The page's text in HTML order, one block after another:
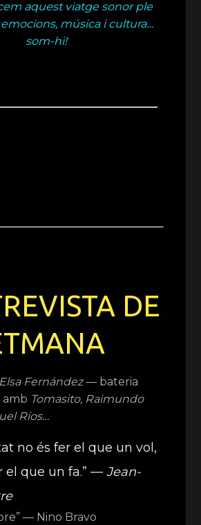
aquest viatge sonor ple
emocions, música i cultura…
som-hi!
DE
Elsa Fernández— bateria
Tomasito, Raimundo
Ríos…
no és fer el que un vol,
el que un fa.” —Jean-
— Nino Bravo